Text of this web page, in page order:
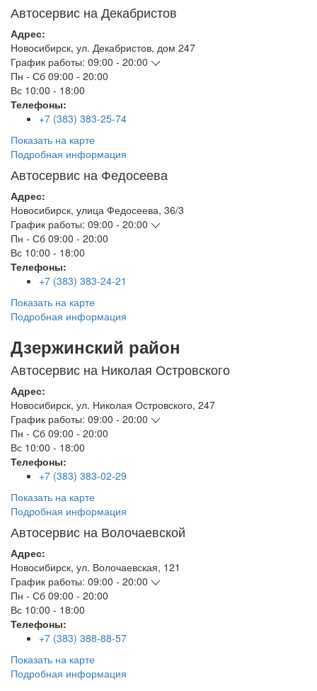
Автосервис на Декабристов
Адрес:
Новосибирск, ул. Декабристов, дом 247
График работы: 09:00 - 20:00
Пн - Сб 09:00 - 20:00
Вс 10:00 - 18:00
Телефоны:
+7 (383) 383-25-74
Показать на карте
Подробная информация
Автосервис на Федосеева
Адрес:
Новосибирск, улица Федосеева, 36/3
График работы: 09:00 - 20:00
Пн - Сб 09:00 - 20:00
Вс 10:00 - 18:00
Телефоны:
+7 (383) 383-24-21
Показать на карте
Подробная информация
Дзержинский район
Автосервис на Николая Островского
Адрес:
Новосибирск, ул. Николая Островского, 247
График работы: 09:00 - 20:00
Пн - Сб 09:00 - 20:00
Вс 10:00 - 18:00
Телефоны:
+7 (383) 383-02-29
Показать на карте
Подробная информация
Автосервис на Волочаевской
Адрес:
Новосибирск, ул. Волочаевская, 121
График работы: 09:00 - 20:00
Пн - Сб 09:00 - 20:00
Вс 10:00 - 18:00
Телефоны:
+7 (383) 388-88-57
Показать на карте
Подробная информация